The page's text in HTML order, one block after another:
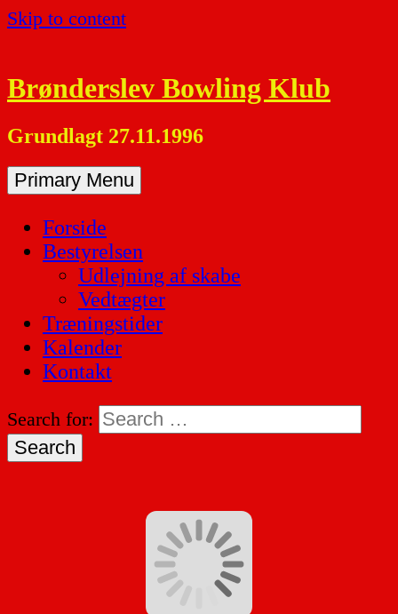
Skip to content
Brønderslev Bowling Klub
Grundlagt 27.11.1996
Primary Menu
Forside
Bestyrelsen
Udlejning af skabe
Vedtægter
Træningstider
Kalender
Kontakt
Search for: